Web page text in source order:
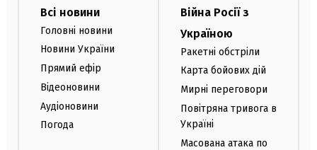
Всі новини
Головні новини
Новини України
Прямий ефір
Відеоновини
Аудіоновини
Погода
Війна Росії з
Україною
Ракетні обстріли
Карта бойових дій
Мирні переговори
Повітряна тривога в
Україні
Масована атака по